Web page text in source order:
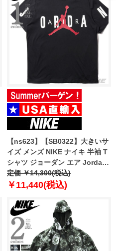
【ns623】【SB0322】大きいサ
イズ メンズ NIKE ナイキ 半袖 T
シャツ ジョーダン エア Jordan
Air USA直輸入 dv1445
定価 ￥14,300(税込)
￥11,440(税込)